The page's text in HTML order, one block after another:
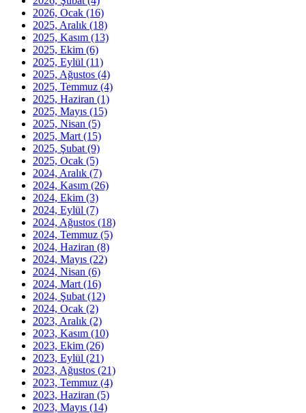
2026, Ocak (16)
2025, Aralık (18)
2025, Kasım (13)
2025, Ekim (6)
2025, Eylül (11)
2025, Ağustos (4)
2025, Temmuz (4)
2025, Haziran (1)
2025, Mayıs (15)
2025, Nisan (5)
2025, Mart (15)
2025, Şubat (9)
2025, Ocak (5)
2024, Aralık (7)
2024, Kasım (26)
2024, Ekim (3)
2024, Eylül (7)
2024, Ağustos (18)
2024, Temmuz (5)
2024, Haziran (8)
2024, Mayıs (22)
2024, Nisan (6)
2024, Mart (16)
2024, Şubat (12)
2024, Ocak (2)
2023, Aralık (2)
2023, Kasım (10)
2023, Ekim (26)
2023, Eylül (21)
2023, Ağustos (21)
2023, Temmuz (4)
2023, Haziran (5)
2023, Mayıs (14)